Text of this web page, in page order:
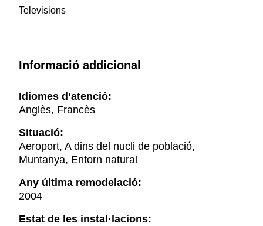
Televisions
Informació addicional
Idiomes d’atenció:
Anglès, Francès
Situació:
Aeroport, A dins del nucli de població,
Muntanya, Entorn natural
Any última remodelació:
2004
Estat de les instal·lacions: